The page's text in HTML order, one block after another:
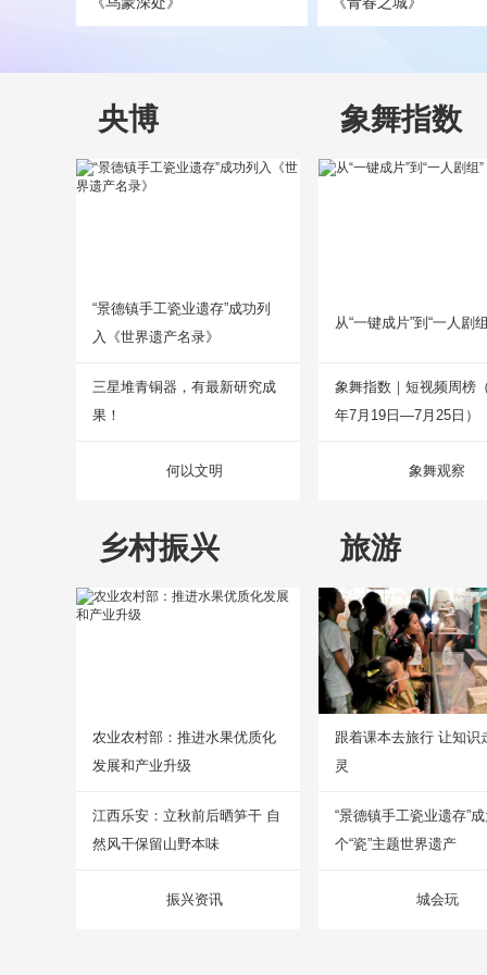
央博
“景德镇手工瓷业遗存”成功列
入《世界遗产名录》
三星堆青铜器，有最新研究成
果！
何以文明
象舞指数
从“一键成片”到“一人剧
象舞指数｜短视频周榜
年7月19日—7月25日）
象舞观察
乡村振兴
农业农村部：推进水果优质化
发展和产业升级
江西乐安：立秋前后晒笋干 自
然风干保留山野本味
振兴资讯
旅游
跟着课本去旅行 让知识
灵
“景德镇手工瓷业遗存”
个“瓷”主题世界遗产
城会玩